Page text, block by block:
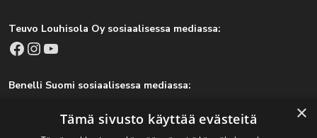
Teuvo Louhisola Oy sosiaalisessa mediassa:
Facebook Instagram YouTube
Benelli Suomi sosiaalisessa mediassa:
×
Tämä sivusto käyttää evästeitä